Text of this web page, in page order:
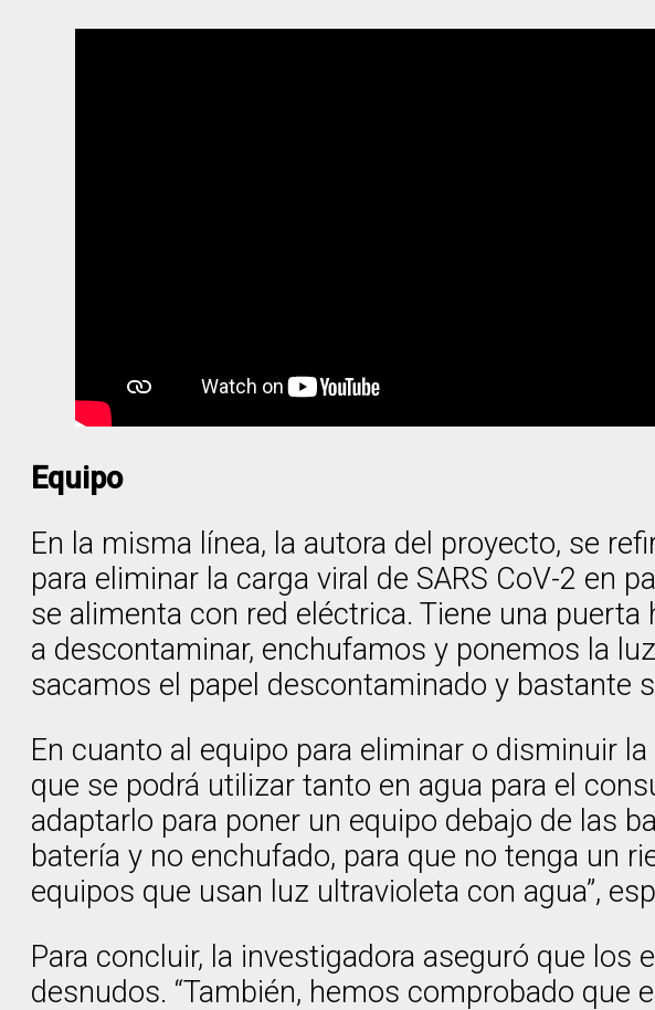
Equipo
En la misma línea, la autora del proyecto, se
para eliminar la carga viral de SARS CoV-2 en
se alimenta con red eléctrica. Tiene una
a descontaminar, enchufamos y ponemos la
sacamos el papel descontaminado y bastante
En cuanto al equipo para eliminar o disminuir
que se podrá utilizar tanto en agua para el
adaptarlo para poner un equipo debajo de las
batería y no enchufado, para que no tenga un
equipos que usan luz ultravioleta con agua”,
Para concluir, la investigadora aseguró que
desnudos. “También, hemos comprobado que